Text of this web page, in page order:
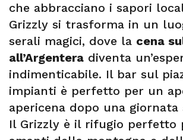
che abbracciano i sapori
Grizzly si trasforma in un
serali magici, dove la cena
all’Argentera diventa
indimenticabile. Il bar sul
impianti è perfetto per un
apericena dopo una
Il Grizzly è il rifugio perfetto